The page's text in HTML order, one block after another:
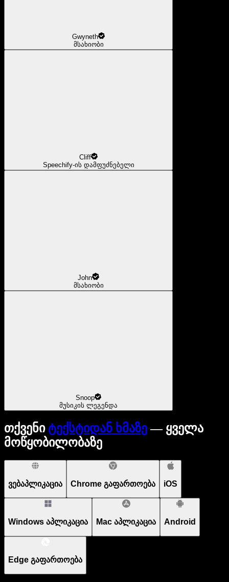
Gwyneth
მსახიობი
Cliff
Speechify-ის დამფუძნებელი
John
მსახიობი
Snoop
მუსიკის ლეგენდა
თქვენი ტექსტიდან ხმაზე— ყველა
მოწყობილობაზე
ვებაპლიკაცია Chrome გაფართოება iOS
Windows აპლიკაცია Mac აპლიკაცია Android
Edge გაფართოება